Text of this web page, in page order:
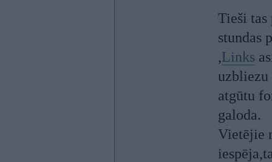
Tieši tas
stundas
,Links
uzbliezu
atgūtu
galoda.
Vietējie